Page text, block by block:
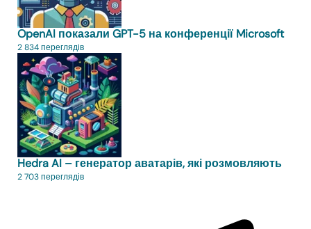
OpenAI показали GPT-5 на конференції Microsoft
2 834 переглядів
Hedra AI – генератор аватарів, які розмовляють
2 703 переглядів